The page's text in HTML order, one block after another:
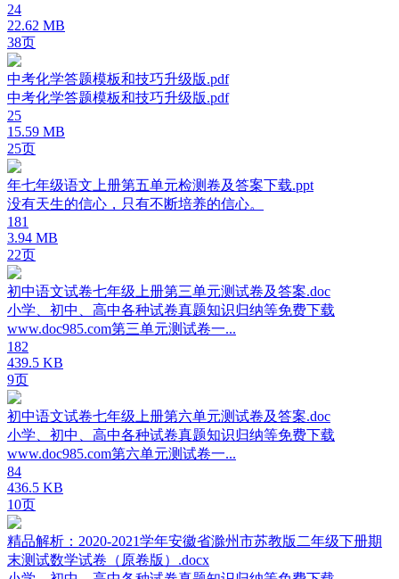
24
22.62 MB
38页
中考化学答题模板和技巧升级版.pdf
中考化学答题模板和技巧升级版.pdf
25
15.59 MB
25页
年七年级语文上册第五单元检测卷及答案下载.ppt
没有天生的信心，只有不断培养的信心。
181
3.94 MB
22页
初中语文试卷七年级上册第三单元测试卷及答案.doc
小学、初中、高中各种试卷真题知识归纳等免费下载
www.doc985.com第三单元测试卷一...
182
439.5 KB
9页
初中语文试卷七年级上册第六单元测试卷及答案.doc
小学、初中、高中各种试卷真题知识归纳等免费下载
www.doc985.com第六单元测试卷一...
84
436.5 KB
10页
精品解析：2020-2021学年安徽省滁州市苏教版二年级下册期
末测试数学试卷（原卷版）.docx